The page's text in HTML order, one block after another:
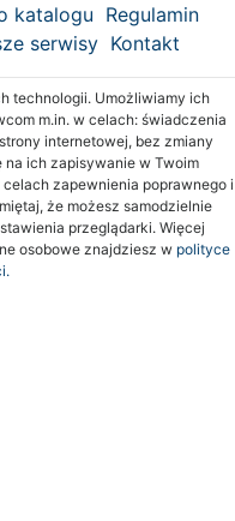
katalogu Regulamin
serwisy Kontakt
technologii. Umożliwiamy ich
m.in. w celach: świadczenia
internetowej, bez zmiany
ich zapisywanie w Twoim
zapewnienia poprawnego i
że możesz samodzielnie
przeglądarki. Więcej
osobowe znajdziesz w polityce